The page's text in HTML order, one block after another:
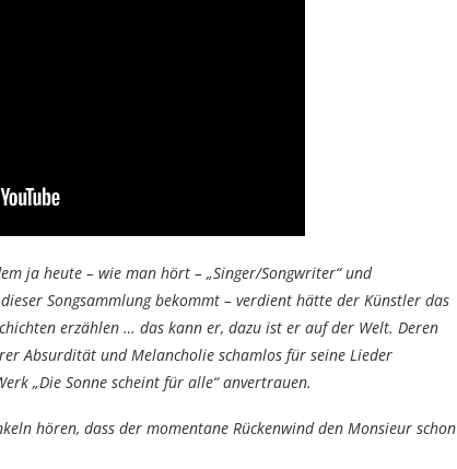
ja heute – wie man hört – „Singer/Songwriter“ und
Songsammlung bekommt – verdient hätte der Künstler das
erzählen … das kann er, dazu ist er auf der Welt. Deren
Absurdität und Melancholie schamlos für seine Lieder
„Die Sonne scheint für alle“ anvertrauen.
hören, dass der momentane Rückenwind den Monsieur schon